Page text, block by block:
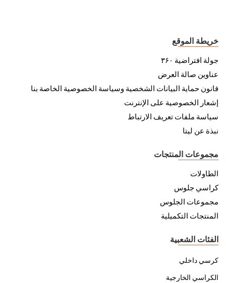
خريطة الموقع
جولة افتراضية ۳۶۰
عناوين صالة العرض
قانون حماية البيانات الشخصية وسياسة الخصوصية الخاصة بنا
إشعار الخصوصية على الإنترنت
سياسة ملفات تعريف الارتباط
نبذة عن ليتا
مجموعات المنتجات
الطاولات
كراسي جلوس
مجموعات الجلوس
المنتجات التكميلية
الفئات الشعبية
كرسي داخلي
الكراسي الخارجية